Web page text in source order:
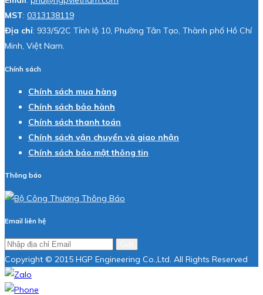
MST: 0313138119
Địa chỉ: 933/5/2C Tỉnh lộ 10, Phường Tân Tạo, Thành phố Hồ Chí
Minh, Việt Nam.
Chính sách
Chính sách mua hàng
Chính sách bảo hành
Chính sách thanh toán
Chính sách vận chuyển và giao nhận
Chính sách bảo mật thông tin
Thông báo
Email liên hệ
Copyright © 2015 HGP Engineering Co.,Ltd. All Rights Reserved